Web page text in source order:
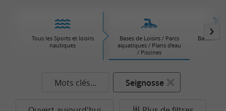
Tous les Sports et loisirs
nautiques
Bases de Loisirs / Parcs
aquatiques / Plans d'eau
/ Piscines
Bateaux /
Mots clés... Seignosse